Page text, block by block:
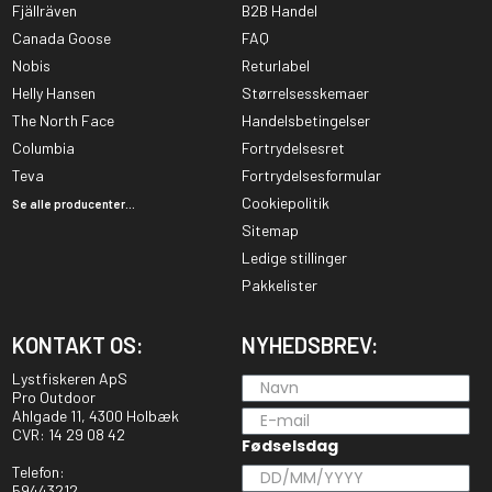
Fjällräven
Canada Goose
Nobis
Helly Hansen
The North Face
Columbia
Teva
Se alle producenter...
B2B Handel
FAQ
Returlabel
Størrelsesskemaer
Handelsbetingelser
Fortrydelsesret
Fortrydelsesformular
Cookiepolitik
Sitemap
Ledige stillinger
Pakkelister
KONTAKT OS:
Lystfiskeren ApS
Pro Outdoor
Ahlgade 11, 4300 Holbæk
CVR: 14 29 08 42
Telefon:
NYHEDSBREV:
Fødselsdag